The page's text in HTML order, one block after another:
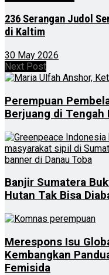
236 Serangan Judol
di Kaltim
30 May 2026
Next Post
Perempuan
Berjuang di Tengah
Banjir Sumatera
Hutan Tak Bisa
Merespons Isu
Kembangkan
Femisida